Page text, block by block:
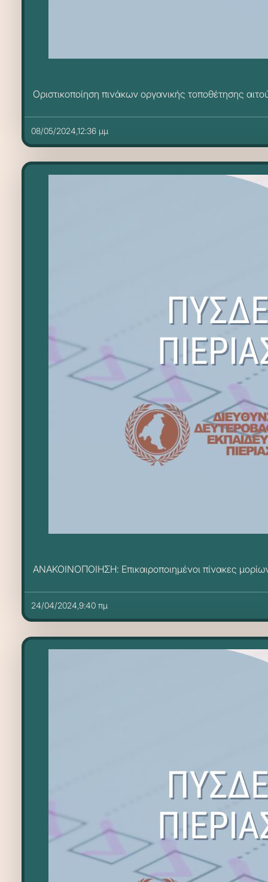
Οριστικοποίηση πινάκων οργανικής τοποθέτησης
08/05/2024,12:36 μμ
ΑΝΑΚΟΙΝΟΠΟΙΗΣΗ: Επικαιροποιημένοι πίνακες
24/04/2024,9:40 πμ